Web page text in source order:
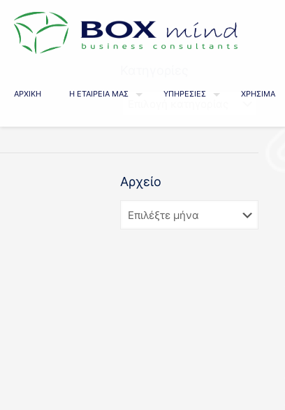
ΑΡΧΙΚΗ Η ΕΤΑΙΡΕΙΑ ΜΑΣ ΥΠΗΡΕΣΙΕΣ ΧΡΗΣΙΜΑ
Αρχείο